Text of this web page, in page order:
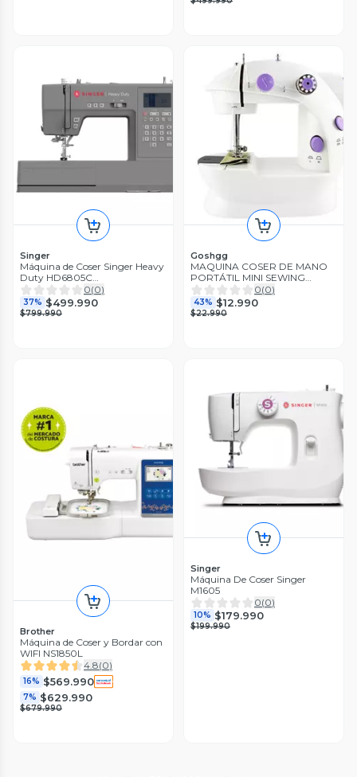
Singer
Máquina de Coser Singer Heavy
Duty HD6805C
Computarizada
0(0)
37% $499.990
$799.990
Goshgg
MAQUINA COSER DE MANO
PORTÁTIL MINI SEWING
MACHINE 4EN1
0(0)
43% $12.990
$22.990
Brother
Máquina de Coser y Bordar con
WIFI NS1850L
4.8(0)
16% $569.990
7% $629.990
$679.990
Singer
Máquina De Coser Singer
M1605
0(0)
10% $179.990
$199.990